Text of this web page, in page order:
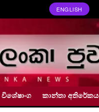
ENGLISH
විශේෂාංග කාන්තා අතිරේකය